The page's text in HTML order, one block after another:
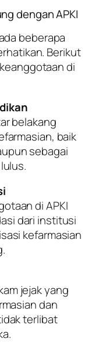
dengan APKI
beberapa
Berikut
di
belakang
baik
sebagai
di APKI
dari institusi
kefarmasian
jejak yang
dan
terlibat